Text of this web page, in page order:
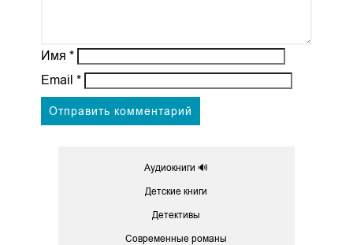
Имя *
Email *
Аудиокниги 🔊
Детские книги
Детективы
Современные романы